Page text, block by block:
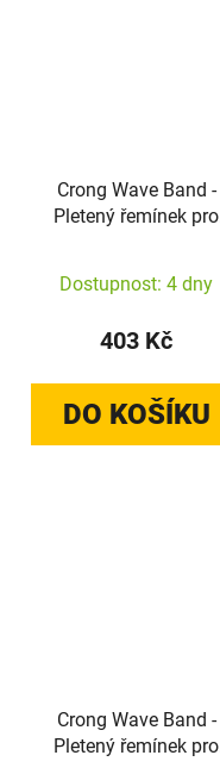
Crong Wave Band -
Pletený řemínek pro
(růžový)
Dostupnost: 4 dny
403 Kč
DO KOŠÍKU
Crong Wave Band -
Pletený řemínek pro